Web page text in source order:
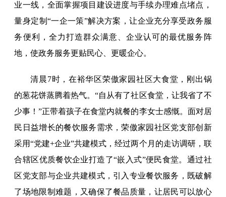
业一线，全面掌握项目建设进度与手续办理难点堵点，
量身定制“一企一策”解决方案，让企业充分享受政务服
务便利，全力打造群众满意、企业认可的最优服务阵
地，使政务服务更贴民心、更暖企心。
清晨7时，在裕华区荣傲家园社区大食堂，刚出锅
的葱花饼蒸腾着热气。“自从有了社区食堂，让我省了不
少事！”正带着孩子在食堂内就餐的李女士感慨。面对居
民日益增长的餐饮服务需求，荣傲家园社区党支部创新
采用“党建+企业”共建模式，经过两个月的走访调研，联
合辖区优质餐饮企业打造了“嵌入式”便民食堂。通过社
区党支部与企业共建模式，引入专业餐饮服务，既破解
了场地限制难题，又确保了餐品质量，让居民可以放心